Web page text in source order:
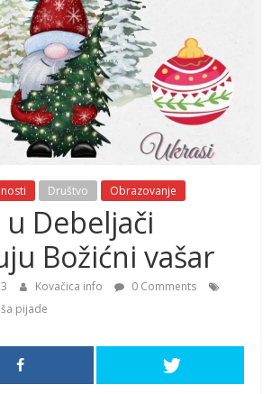
Društvo Obrazovanje
Debeljači
Božićni vašar
Kovačica info
0 Comments
pijade